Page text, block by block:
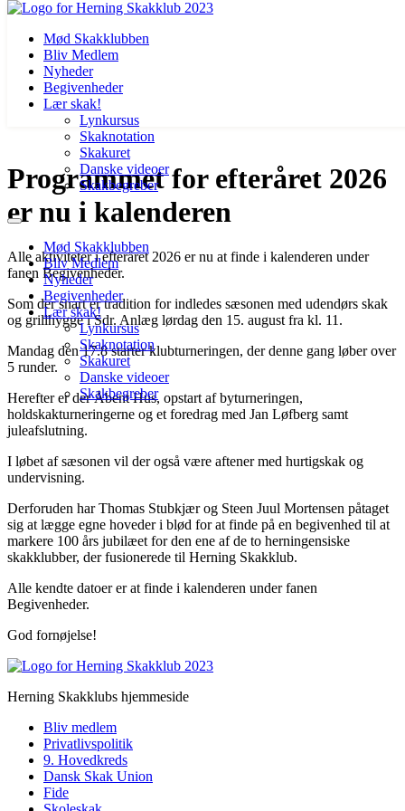
til
indhold
Mød Skakklubben
Bliv Medlem
Nyheder
Begivenheder
Lær skak!
Lynkursus
Skaknotation
Skakuret
Danske videoer
Skakbegreber
Mød Skakklubben
Bliv Medlem
Nyheder
Begivenheder
Lær skak!
Lynkursus
Skaknotation
Skakuret
Danske videoer
Skakbegreber
Programmet for efteråret 2026
er nu i kalenderen
Alle aktiviteter i efteråret 2026 er nu at finde i kalenderen under
fanen Begivenheder.
Som der snart er tradition for indledes sæsonen med udendørs skak
og grillhygge i Sdr. Anlæg lørdag den 15. august fra kl. 11.
Mandag den 17.8 starter klubturneringen, der denne gang løber over
5 runder.
Herefter er der Åbent Hus, opstart af byturneringen,
holdskakturneringerne og et foredrag med Jan Løfberg samt
juleafslutning.
I løbet af sæsonen vil der også være aftener med hurtigskak og
undervisning.
Derforuden har Thomas Stubkjær og Steen Juul Mortensen påtaget
sig at lægge egne hoveder i blød for at finde på en begivenhed til at
markere 100 års jubilæet for den ene af de to herningensiske
skakklubber, der fusionerede til Herning Skakklub.
Alle kendte datoer er at finde i kalenderen under fanen
Begivenheder.
God fornøjelse!
Herning Skakklubs hjemmeside
Bliv medlem
Privatlivspolitik
9. Hovedkreds
Dansk Skak Union
Fide